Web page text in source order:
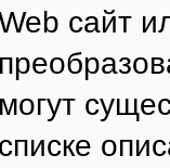
сайт
могут
списке